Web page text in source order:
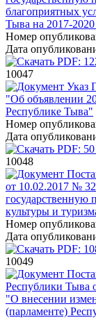
благоприятных
Тыва на 2017-
Номер
Дата
PDF:
10047
Указ
"Об объявлении
Республике Тыва"
Номер
Дата
PDF:
10048
от 10.02.2017 №
государственную
культуры и
Номер
Дата
PDF:
10049
Республики
"О внесении
(парламенте)